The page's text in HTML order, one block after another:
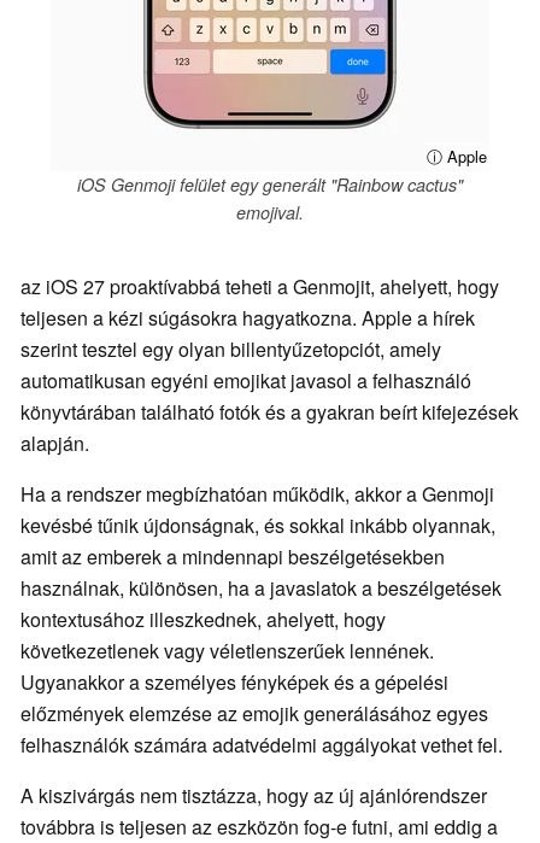
ⓘ Apple
iOS Genmoji felület egy generált "Rainbow cactus"
emojival.
az iOS 27 proaktívabbá teheti a Genmojit, ahelyett, hogy
teljesen a kézi súgásokra hagyatkozna. Apple a hírek
szerint tesztel egy olyan billentyűzetopciót, amely
automatikusan egyéni emojikat javasol a felhasználó
könyvtárában található fotók és a gyakran beírt kifejezések
alapján.
Ha a rendszer megbízhatóan működik, akkor a Genmoji
kevésbé tűnik újdonságnak, és sokkal inkább olyannak,
amit az emberek a mindennapi beszélgetésekben
használnak, különösen, ha a javaslatok a beszélgetések
kontextusához illeszkednek, ahelyett, hogy
következetlenek vagy véletlenszerűek lennének.
Ugyanakkor a személyes fényképek és a gépelési
előzmények elemzése az emojik generálásához egyes
felhasználók számára adatvédelmi aggályokat vethet fel.
A kiszivárgás nem tisztázza, hogy az új ajánlórendszer
továbbra is teljesen az eszközön fog-e futni, ami eddig a